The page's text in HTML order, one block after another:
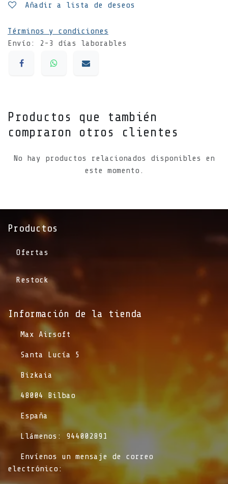
Añadir a lista de deseos
Términos y condiciones
Envío: 2-3 días laborables
Productos que también
compraron otros clientes
No hay productos relacionados disponibles en
este momento.
Productos
Ofertas
Restock
Información de la tienda​
​Max Airsoft
​Santa Lucía 5
​Bizkaia
​48004 Bilbao
​España
​Llámenos: 944002891
​Envíenos un mensaje de correo
electrónico: